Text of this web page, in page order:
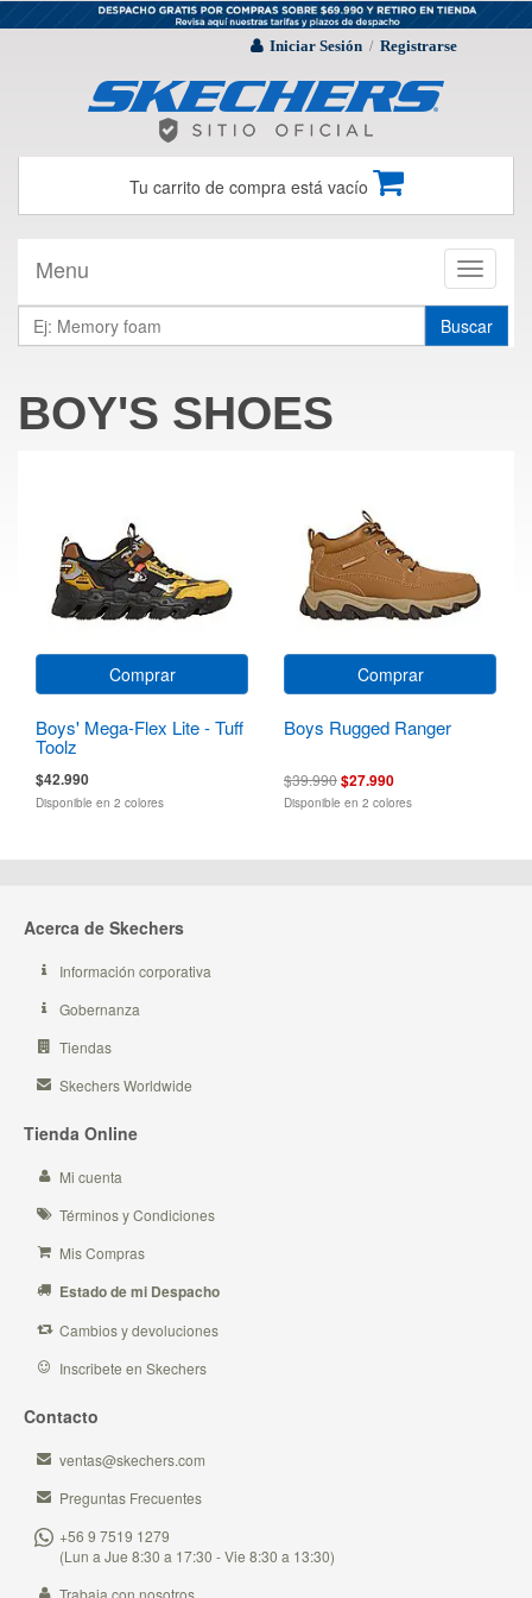
Iniciar Sesión / Registrarse
Tu carrito de compra está vacío
Toggle
Menu
Buscar
BOY'S SHOES
Comprar
Boys' Mega-Flex Lite - Tuff
Toolz
$42.990
Disponible en 2 colores
Comprar
Boys Rugged Ranger
$39.990$27.990
Disponible en 2 colores
Acerca de Skechers
Información corporativa
Gobernanza
Tiendas
Skechers Worldwide
Tienda Online
Mi cuenta
Términos y Condiciones
Mis Compras
Estado de mi Despacho
Cambios y devoluciones
Inscribete en Skechers
Contacto
ventas@skechers.com
Preguntas Frecuentes
+56 9 7519 1279
(Lun a Jue 8:30 a 17:30 - Vie 8:30 a 13:30)
Trabaja con nosotros